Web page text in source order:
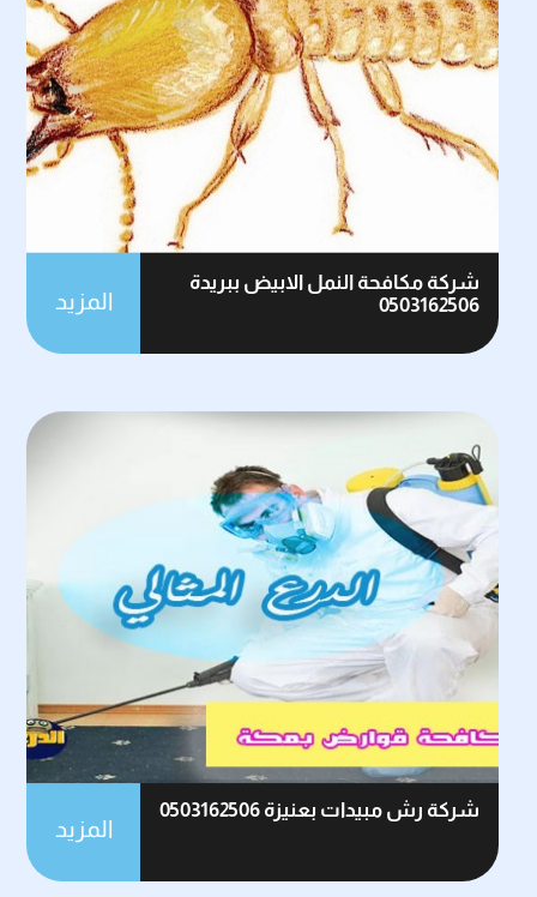
شركة مكافحة النمل الابيض ببريدة
0503162506
المزيد
شركة رش مبيدات بعنيزة 0503162506
المزيد